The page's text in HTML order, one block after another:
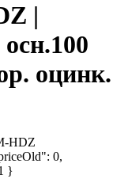
|
оцинк.
HDZ
0,
}